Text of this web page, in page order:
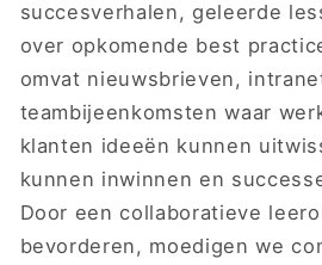
succesverhalen, geleerde
over opkomende best
omvat nieuwsbrieven,
teambijeenkomsten waar
klanten ideeën kunnen
kunnen inwinnen en
Door een collaboratieve
bevorderen, moedigen we